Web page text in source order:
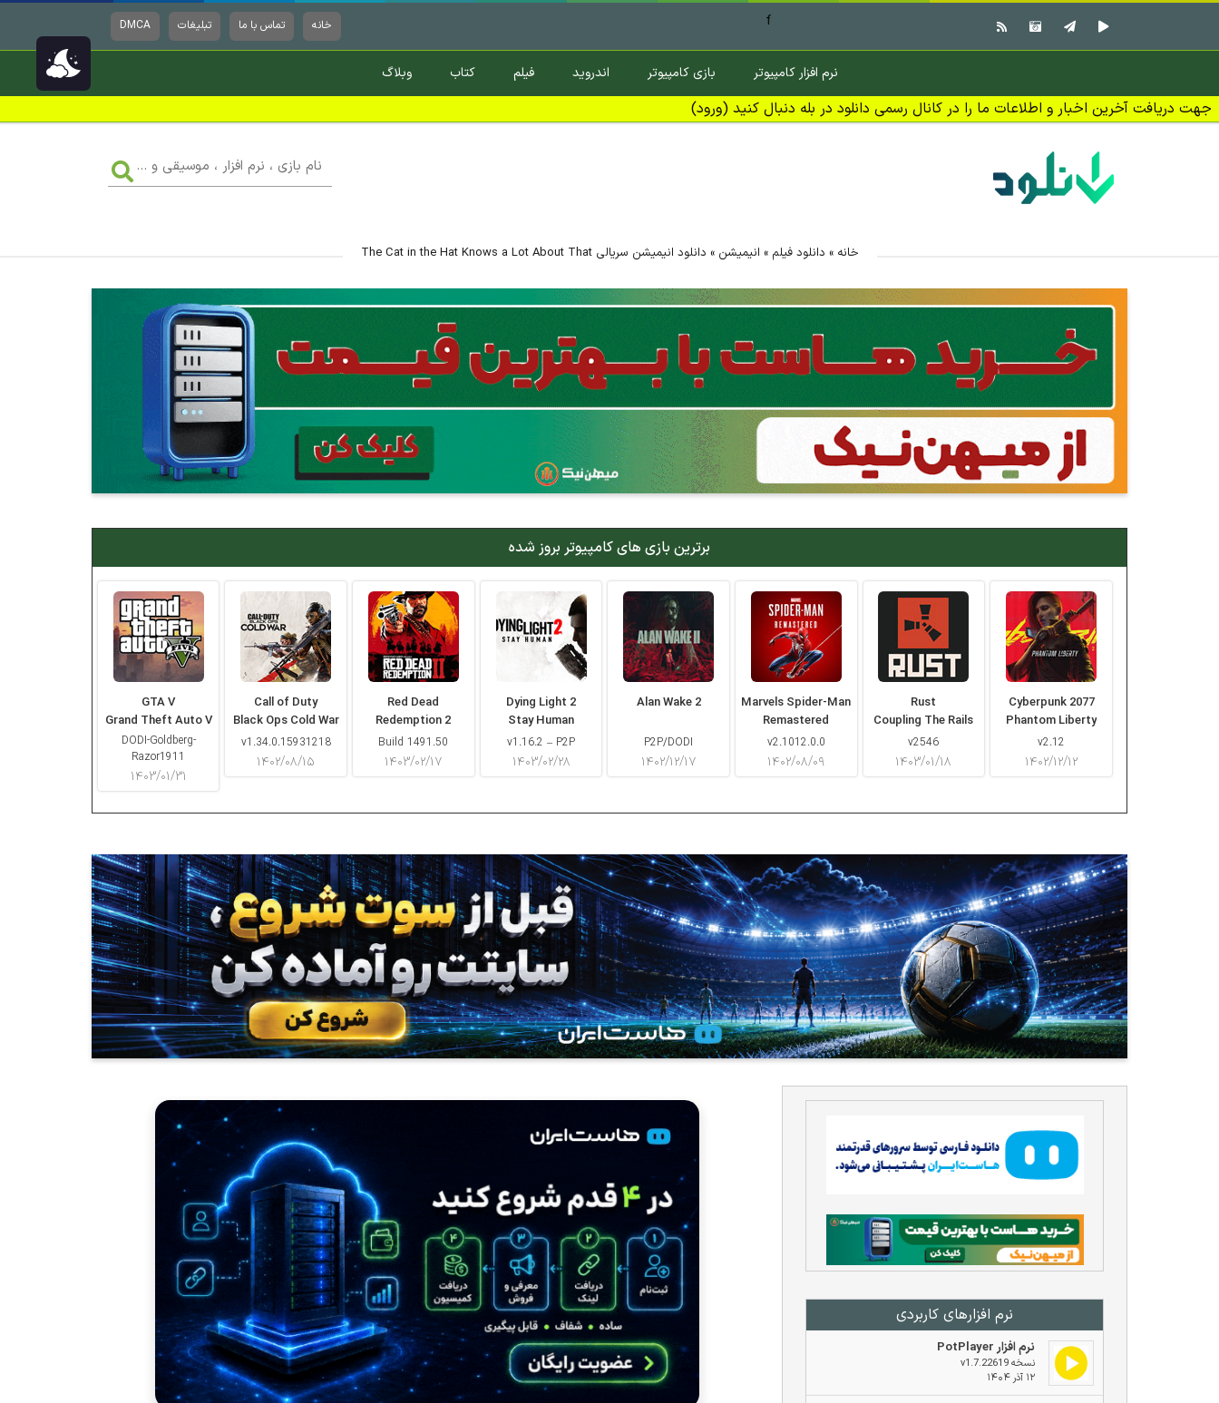
خانه تماس با ما تبلیغات DMCA f
نرم افزار کامپیوتر بازی کامپیوتر اندروید فیلم کتاب وبلاگ
جهت دریافت آخرین اخبار و اطلاعات ما را در کانال رسمی دانلود در بله دنبال کنید (ورود)
بازی
،
خانه » دانلود فیلم » انیمیشن » دانلود انیمیشن سریالی The Cat in the Hat Knows a Lot About That
برترین بازی های کامپیوتر بروز شده
GTA V
Grand Theft Auto V
DODI-Goldberg-
Razor1911
۱۴۰۳/۰۱/۳۱
Call of Duty
Black Ops Cold War
v1.34.0.15931218
۱۴۰۲/۰۸/۱۵
Red Dead
Redemption 2
Build 1491.50
۱۴۰۳/۰۲/۱۷
Dying Light 2
Stay Human
v1.16.2 – P2P
۱۴۰۳/۰۲/۲۸
Alan Wake 2
P2P/DODI
۱۴۰۲/۱۲/۱۷
Marvels Spider-Man
Remastered
v2.1012.0.0
۱۴۰۲/۰۸/۰۹
Rust
Coupling The Rails
v2546
۱۴۰۳/۰۱/۱۸
Cyberpunk 2077
Phantom Liberty
v2.12
۱۴۰۲/۱۲/۱۲
نرم افزار‌های کاربردی
نرم افزار PotPlayer
نسخه v1.7.22619
۱۲ آذر ۱۴۰۴